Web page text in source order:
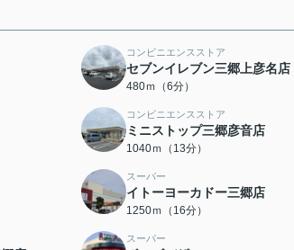
コンビニエンスストア
セブンイレブン三郷上彦名店
480ｍ（6分）
コンビニエンスストア
ミニストップ三郷彦音店
1040ｍ（13分）
スーパー
イトーヨーカドー三郷店
1250ｍ（16分）
スーパー